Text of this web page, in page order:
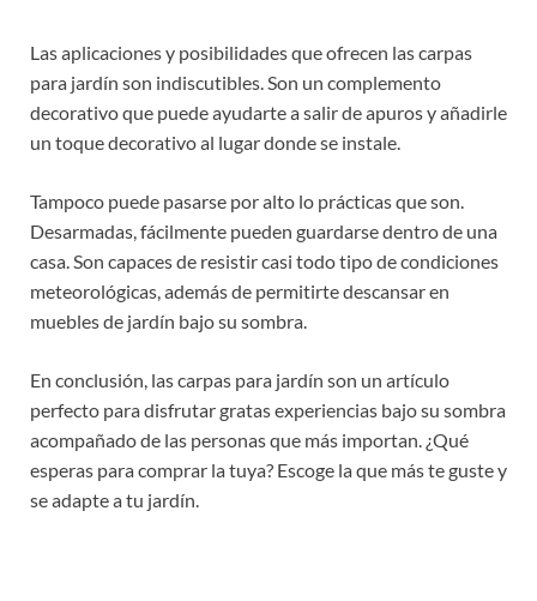
Las aplicaciones y posibilidades que ofrecen las carpas
para jardín son indiscutibles. Son un complemento
decorativo que puede ayudarte a salir de apuros y añadirle
un toque decorativo al lugar donde se instale.
Tampoco puede pasarse por alto lo prácticas que son.
Desarmadas, fácilmente pueden guardarse dentro de una
casa. Son capaces de resistir casi todo tipo de condiciones
meteorológicas, además de permitirte descansar en
muebles de jardín bajo su sombra.
En conclusión, las carpas para jardín son un artículo
perfecto para disfrutar gratas experiencias bajo su sombra
acompañado de las personas que más importan. ¿Qué
esperas para comprar la tuya? Escoge la que más te guste y
se adapte a tu jardín.